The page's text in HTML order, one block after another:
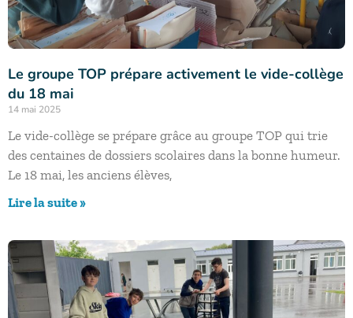
Le groupe TOP prépare activement le vide-collège
du 18 mai
14 mai 2025
Le vide-collège se prépare grâce au groupe TOP qui trie
des centaines de dossiers scolaires dans la bonne humeur.
Le 18 mai, les anciens élèves,
Lire la suite »